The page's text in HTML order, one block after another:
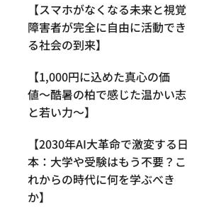
【スマホがなくなる未来と視覚
障害者が完全に自由に活動でき
る社会の到来】
【1,000円に込めた真心の価
値〜酷暑の柏で感じた温かい志
と若い力〜】
【2030年AI大革命で激変する日
本：大学や受験はもう不要？こ
れからの時代に何を学ぶべき
か】